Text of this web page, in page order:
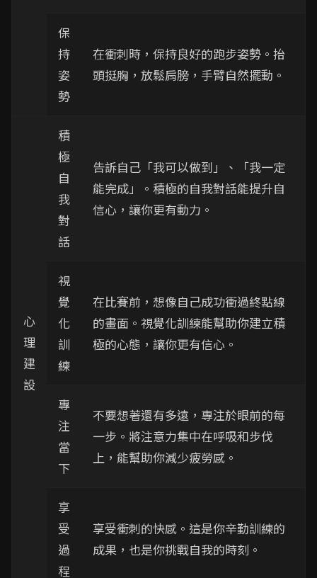
保
持
姿
勢
在衝刺時，保持良好的跑步姿勢。抬
頭挺胸，放鬆肩膀，手臂自然擺動。
心
理
建
設
積
極
自
我
對
話
告訴自己「我可以做到」、「我一定
能完成」。積極的自我對話能提升自
信心，讓你更有動力。
視
覺
化
訓
練
在比賽前，想像自己成功衝過終點線
的畫面。視覺化訓練能幫助你建立積
極的心態，讓你更有信心。
專
注
當
下
不要想著還有多遠，專注於眼前的每
一步。將注意力集中在呼吸和步伐
上，能幫助你減少疲勞感。
享
受
過
程
享受衝刺的快感。這是你辛勤訓練的
成果，也是你挑戰自我的時刻。